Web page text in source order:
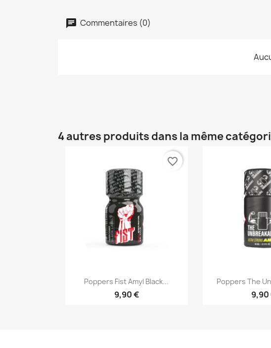
Commentaires (0)
4 autres produits dans la même
Aperçu rapide
Poppers Fist Amyl Black...
9,90 €
favorite_border

Poppers The
9,90